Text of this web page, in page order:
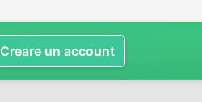
Creare un account